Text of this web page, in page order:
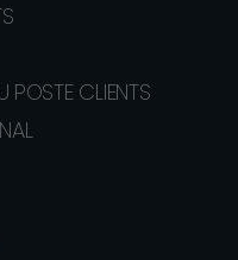
POSTE CLIENTS